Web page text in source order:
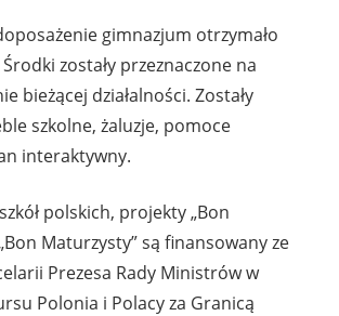
gimnazjum otrzymało
zostały przeznaczone na
bieżącej działalności. Zostały
szkolne, żaluzje, pomoce
interaktywny.
polskich, projekty „Bon
Maturzysty” są finansowany ze
Prezesa Rady Ministrów w
Polonia i Polacy za Granicą